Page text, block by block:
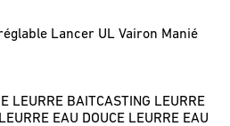
Lancer UL Vairon Manié
LEURRE BAITCASTING LEURRE
LEURRE EAU DOUCE LEURRE EAU